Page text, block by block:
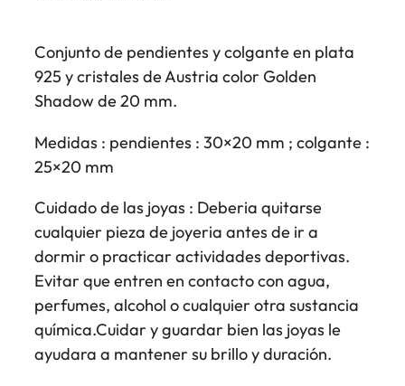
Conjunto de pendientes y colgante en plata
925 y cristales de Austria color Golden
Shadow de 20 mm.
Medidas : pendientes : 30×20 mm ; colgante :
25×20 mm
Cuidado de las joyas : Deberia quitarse
cualquier pieza de joyeria antes de ir a
dormir o practicar actividades deportivas.
Evitar que entren en contacto con agua,
perfumes, alcohol o cualquier otra sustancia
química.Cuidar y guardar bien las joyas le
ayudara a mantener su brillo y duración.